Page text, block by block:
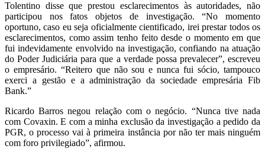
Tolentino disse que prestou esclarecimentos às autoridades, não
participou nos fatos objetos de investigação. “No momento
oportuno, caso eu seja oficialmente cientificado, irei prestar todos os
esclarecimentos, como assim tenho feito desde o momento em que
fui indevidamente envolvido na investigação, confiando na atuação
do Poder Judiciária para que a verdade possa prevalecer”, escreveu
o empresário. “Reitero que não sou e nunca fui sócio, tampouco
exerci a gestão e a administração da sociedade empresária Fib
Bank.”
Ricardo Barros negou relação com o negócio. “Nunca tive nada
com Covaxin. E com a minha exclusão da investigação a pedido da
PGR, o processo vai à primeira instância por não ter mais ninguém
com foro privilegiado”, afirmou.